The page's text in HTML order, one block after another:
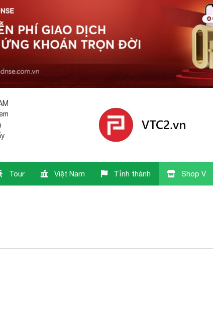
Tour Việt Nam Tỉnh thành Shop V